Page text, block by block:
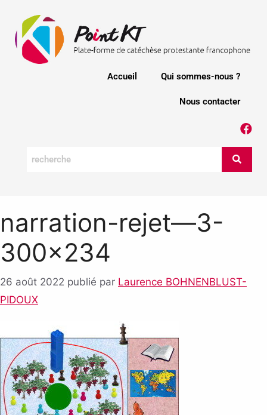
Accueil Qui sommes-nous ?
Nous contacter
narration-rejet—3-
300×234
26 août 2022 publié par Laurence BOHNENBLUST-
PIDOUX